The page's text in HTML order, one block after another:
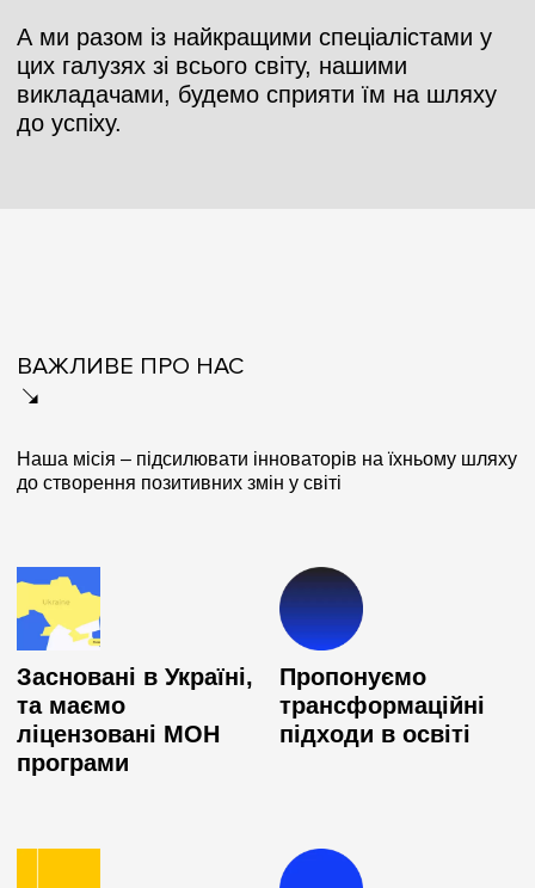
А ми разом із найкращими спеціалістами у
цих галузях зі всього світу, нашими
викладачами, будемо сприяти їм на шляху
до успіху.
ВАЖЛИВЕ ПРО НАС
Наша місія – підсилювати інноваторів на їхньому шляху
до створення позитивних змін у світі
Засновані в Україні,
та маємо
ліцензовані МОН
програми
Пропонуємо
трансформаційні
підходи в освіті